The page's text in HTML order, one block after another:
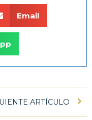
Email
ARTÍCULO